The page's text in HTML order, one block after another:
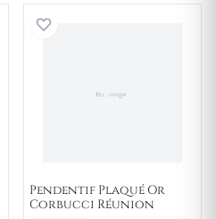
Or Blanchemanche Guyane
Pendentif Plaqué Or
Corbucci Réunion